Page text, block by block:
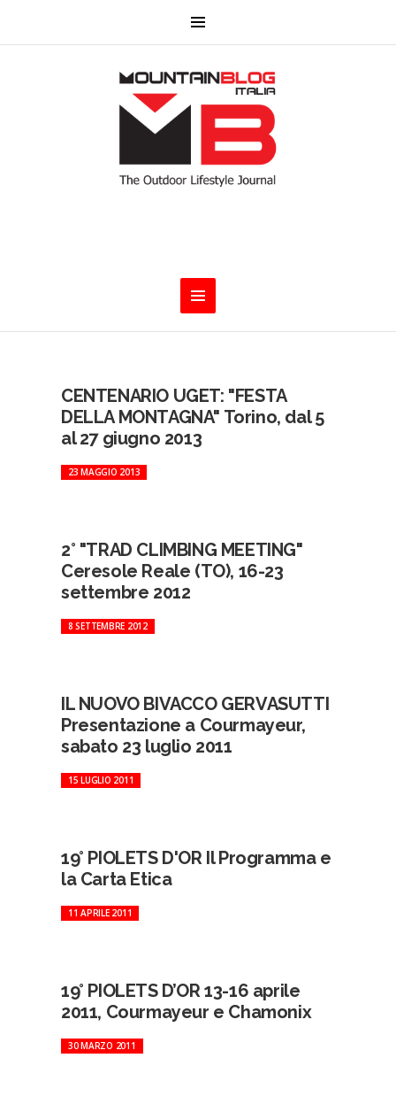
CENTENARIO UGET: "FESTA
DELLA MONTAGNA" Torino, dal 5
al 27 giugno 2013
23 MAGGIO 2013
2° "TRAD CLIMBING MEETING"
Ceresole Reale (TO), 16-23
settembre 2012
8 SETTEMBRE 2012
IL NUOVO BIVACCO GERVASUTTI
Presentazione a Courmayeur,
sabato 23 luglio 2011
15 LUGLIO 2011
19° PIOLETS D'OR Il Programma e
la Carta Etica
11 APRILE 2011
19° PIOLETS D’OR 13-16 aprile
2011, Courmayeur e Chamonix
30 MARZO 2011